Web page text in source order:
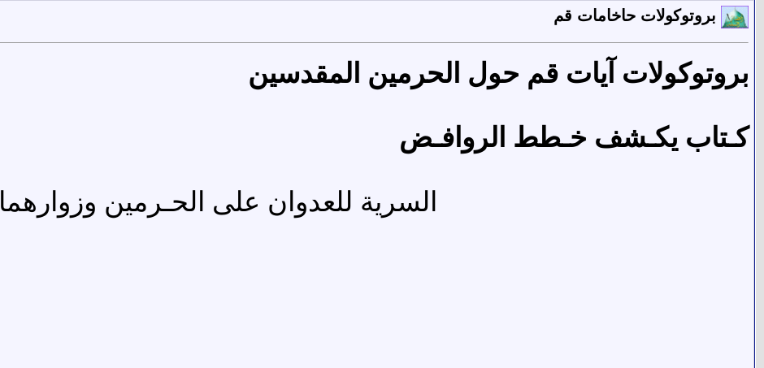
بروتوكولات حاخامات قم
بروتوكولات آيات قم حول الحرمين المقدسين
كـتاب يكـشف خـطط الروافـض
السرية للعدوان على الحـرمين وزوارهما